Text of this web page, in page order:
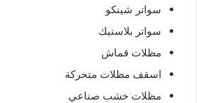
سواتر شينكو
سواتر بلاستيك
مظلات قماش
اسقف مظلات متحركة
مظلات خشب صناعي